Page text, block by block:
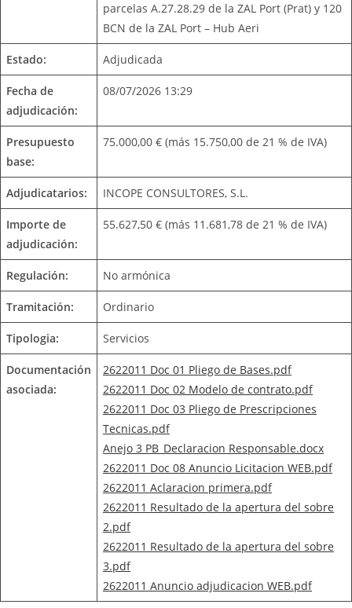
parcelas A.27.28.29 de la ZAL Port (Prat) y 120
BCN de la ZAL Port – Hub Aeri
Estado: Adjudicada
Fecha de
adjudicación:
08/07/2026 13:29
Presupuesto
base:
75.000,00 € (más 15.750,00 de 21 % de IVA)
Adjudicatarios: INCOPE CONSULTORES, S.L.
Importe de
adjudicación:
55.627,50 € (más 11.681,78 de 21 % de IVA)
Regulación: No armónica
Tramitación: Ordinario
Tipologia: Servicios
Documentación
asociada:
2622011 Doc 01 Pliego de Bases.pdf
2622011 Doc 02 Modelo de contrato.pdf
2622011 Doc 03 Pliego de Prescripciones
Tecnicas.pdf
Anejo 3 PB_Declaracion Responsable.docx
2622011 Doc 08 Anuncio Licitacion WEB.pdf
2622011 Aclaracion primera.pdf
2622011 Resultado de la apertura del sobre
2.pdf
2622011 Resultado de la apertura del sobre
3.pdf
2622011 Anuncio adjudicacion WEB.pdf